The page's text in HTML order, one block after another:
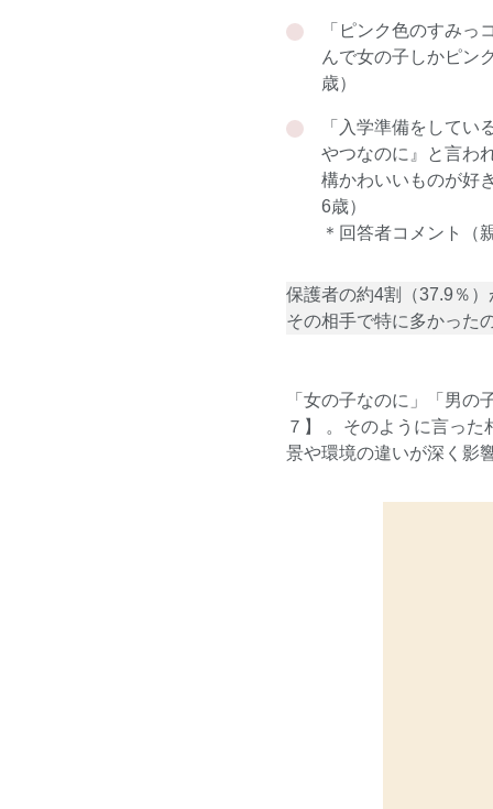
「ピンク色のすみ
んで女の子しかピン
歳）
「入学準備をして
やつなのに』と言わ
構かわいいものが好
6歳）
＊回答者コメント（
保護者の約4割（37.9％
その相手で特に多かった
「女の子なのに」「男
７】 。そのように言っ
景や環境の違いが深く影